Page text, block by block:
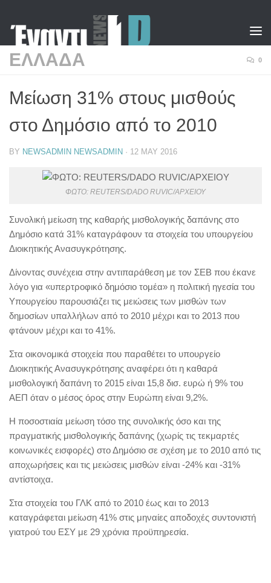
ΕΛΛΑΔΑ 0
Μείωση 31% στους μισθούς
στο Δημόσιο από το 2010
BY NEWSADMIN NEWSADMIN · 12 MAY 2016
ΦΩΤΟ: REUTERS/DADO RUVIC/ΑΡΧΕΙΟΥ
Συνολική μείωση της καθαρής μισθολογικής δαπάνης στο
Δημόσιο κατά 31% καταγράφουν τα στοιχεία του υπουργείου
Διοικητικής Ανασυγκρότησης.
Δίνοντας συνέχεια στην αντιπαράθεση με τον ΣΕΒ που έκανε
λόγο για «υπερτροφικό δημόσιο τομέα» η πολιτική ηγεσία του
Υπουργείου παρουσιάζει τις μειώσεις των μισθών των
δημοσίων υπαλλήλων από το 2010 μέχρι και το 2013 που
φτάνουν μέχρι και το 41%.
Στα οικονομικά στοιχεία που παραθέτει το υπουργείο
Διοικητικής Ανασυγκρότησης αναφέρει ότι η καθαρά
μισθολογική δαπάνη το 2015 είναι 15,8 δισ. ευρώ ή 9% του
ΑΕΠ όταν ο μέσος όρος στην Ευρώπη είναι 9,2%.
Η ποσοστιαία μείωση τόσο της συνολικής όσο και της
πραγματικής μισθολογικής δαπάνης (χωρίς τις τεκμαρτές
κοινωνικές εισφορές) στο Δημόσιο σε σχέση με το 2010 από τις
αποχωρήσεις και τις μειώσεις μισθών είναι -24% και -31%
αντίστοιχα.
Στα στοιχεία του ΓΛΚ από το 2010 έως και το 2013
καταγράφεται μείωση 41% στις μηναίες αποδοχές συντονιστή
γιατρού του ΕΣΥ με 29 χρόνια προϋπηρεσία.